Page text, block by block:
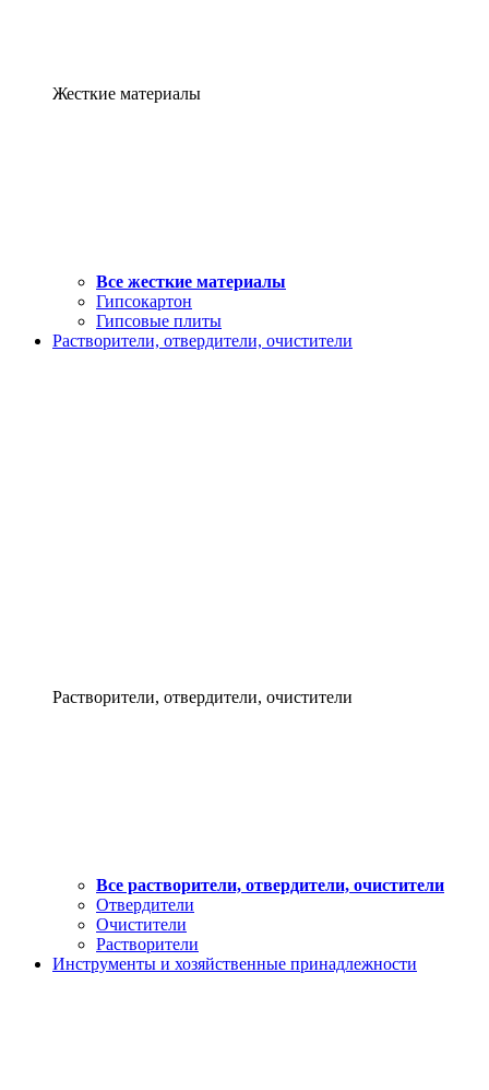
Жесткие материалы
Все жесткие материалы
Гипсокартон
Гипсовые плиты
Растворители, отвердители, очистители
Растворители, отвердители, очистители
Все растворители, отвердители, очистители
Отвердители
Очистители
Растворители
Инструменты и хозяйственные принадлежности